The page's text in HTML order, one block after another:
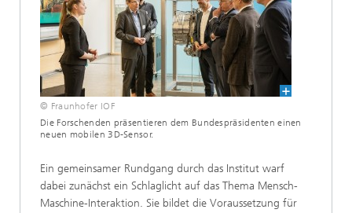
© Fraunhofer IOF
Die Forschenden präsentieren dem Bundespräsidenten einen
neuen mobilen 3D-Sensor.
Ein gemeinsamer Rundgang durch das Institut warf
dabei zunächst ein Schlaglicht auf das Thema Mensch-
Maschine-Interaktion. Sie bildet die Voraussetzung für